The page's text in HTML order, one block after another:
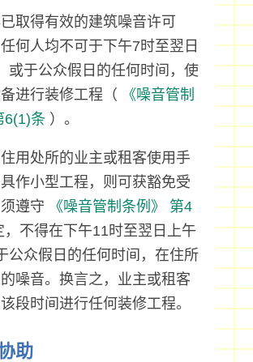
取得有效的建筑噪音许可
何人均不可于下午7时至翌日
或于公众假日的任何时间，使
进行装修工程（
《噪音管制
6(1)条）。
用处所的业主或租客使用手
作小型工程，则可获豁免受
遵守
《噪音管制条例》
第4
不得在下午11时至翌日上午
公众假日的任何时间，在住所
噪音。换言之，业主或租客
段时间进行任何装修工程。
助